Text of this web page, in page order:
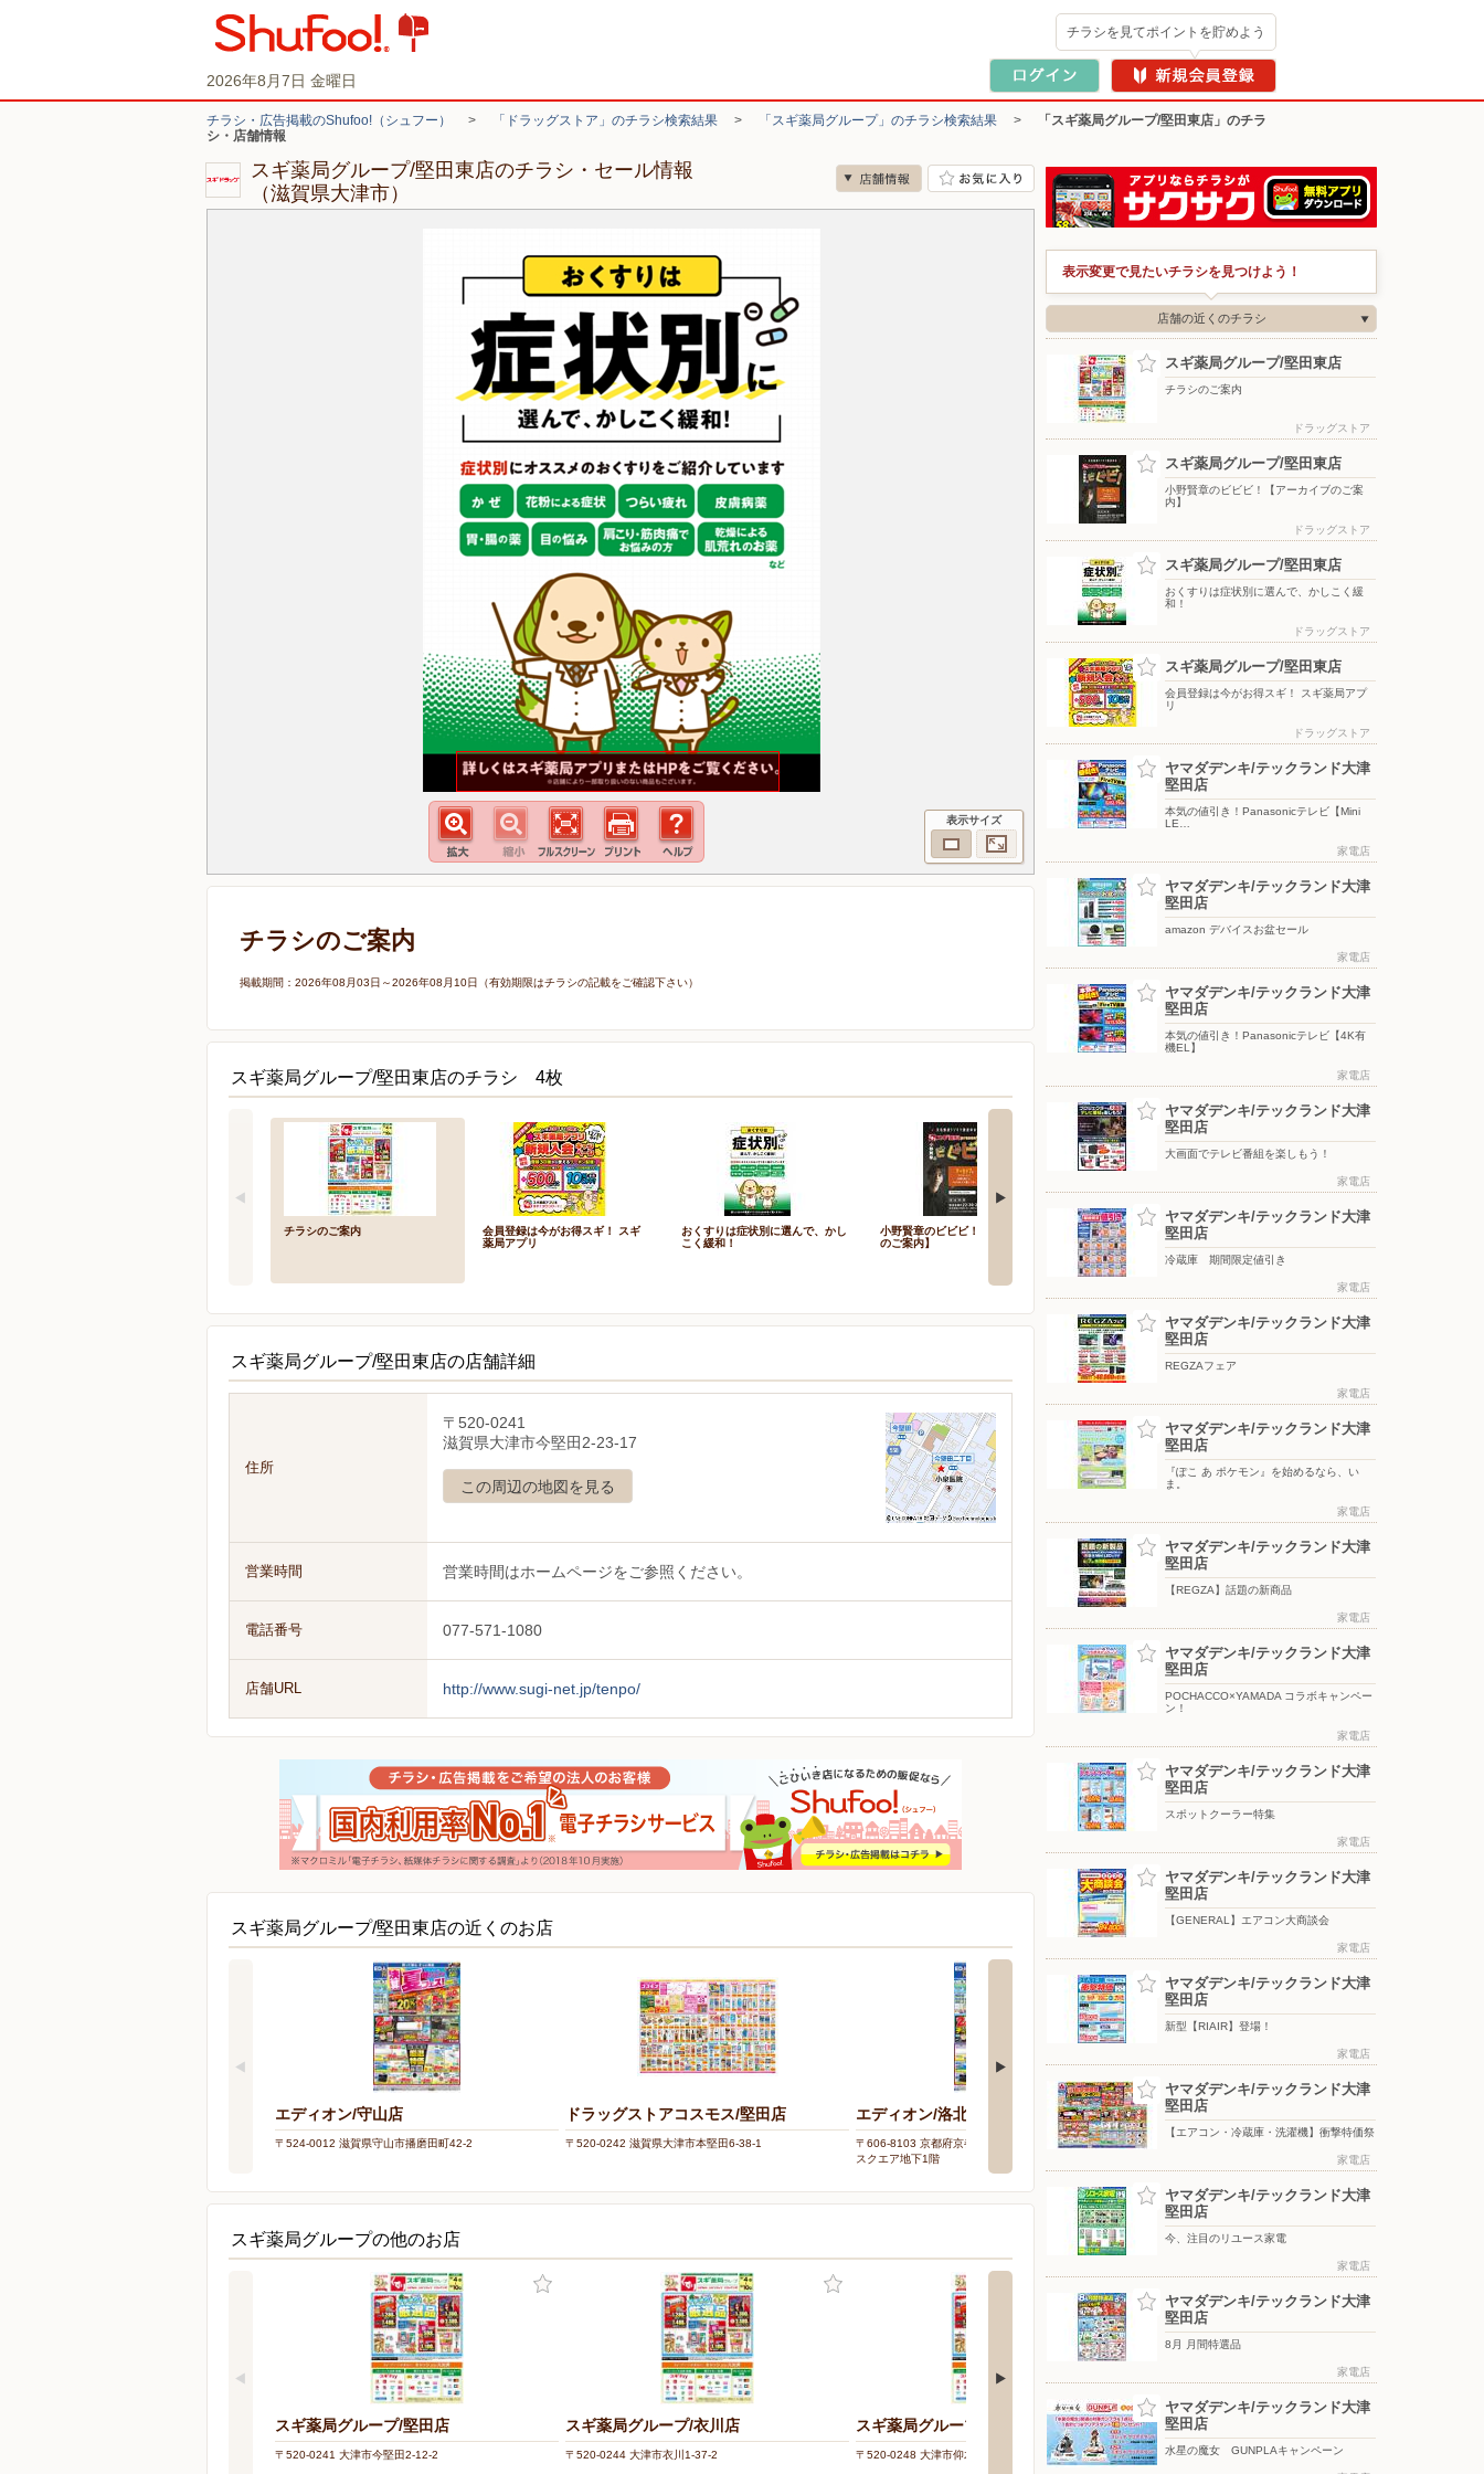
2026年8月7日 金曜日
チラシを見てポイントを貯めよう
チラシ・広告掲載のShufoo!（シュフー） > 「ドラッグストア」のチラシ検索結果 > 「スギ薬局グループ」のチラシ検索結果 >
「スギ薬局グループ/堅田東店」のチラ
シ・店舗情報
スギ薬局グループ/堅田東店のチラシ・セール情報
（滋賀県大津市）
表示サイズ
チラシのご案内
掲載期間：2026年08月03日～2026年08月10日（有効期限はチラシの記載をご確認下さい）
スギ薬局グループ/堅田東店のチラシ 4枚
チラシのご案内
会員登録は今がお得スギ！ スギ
薬局アプリ
おくすりは症状別に選んで、かし
こく緩和！
小野賢章のビビビ！【アーカイブ
のご案内】
スギ薬局グループ/堅田東店の店舗詳細
住所
〒520-0241
滋賀県大津市今堅田2-23-17
この周辺の地図を見る
営業時間 営業時間はホームページをご参照ください。
電話番号 077-571-1080
店舗URL http://www.sugi-net.jp/tenpo/
スギ薬局グループ/堅田東店の近くのお店
エディオン/守山店
〒524-0012 滋賀県守山市播磨田町42-2
ドラッグストアコスモス/堅田店
〒520-0242 滋賀県大津市本堅田6-38-1
エディオン/洛北阪急スクエア店
〒606-8103 京都府京都市左京区高野西開町36 洛北阪急
スクエア地下1階
ＡＭＥＲＩＣＡＮ ＨＯＬＩＣ ピエリ
守山
〒524-0101 滋賀県守山市今浜町2620-5 ピエリ守山 1F
スギ薬局グループの他のお店
スギ薬局グループ/堅田店
〒520-0241 大津市今堅田2-12-2
スギ薬局グループ/衣川店
〒520-0244 大津市衣川1-37-2
スギ薬局グループ/おごと温泉駅前店
〒520-0248 大津市仰木の里東1-1-8
スギ薬局グループ/守山店
〒524-0021 守山市吉身3-14-30
表示変更で見たいチラシを見つけよう！
店舗の近くのチラシ
スギ薬局グループ/堅田東店
チラシのご案内
ドラッグストア
スギ薬局グループ/堅田東店
小野賢章のビビビ！【アーカイブのご案
内】
ドラッグストア
スギ薬局グループ/堅田東店
おくすりは症状別に選んで、かしこく緩
和！
ドラッグストア
スギ薬局グループ/堅田東店
会員登録は今がお得スギ！ スギ薬局アプ
リ
ドラッグストア
ヤマダデンキ/テックランド大津
堅田店
本気の値引き！Panasonicテレビ【Mini
LE…
家電店
ヤマダデンキ/テックランド大津
堅田店
amazon デバイスお盆セール
家電店
ヤマダデンキ/テックランド大津
堅田店
本気の値引き！Panasonicテレビ【4K有
機EL】
家電店
ヤマダデンキ/テックランド大津
堅田店
大画面でテレビ番組を楽しもう！
家電店
ヤマダデンキ/テックランド大津
堅田店
冷蔵庫 期間限定値引き
家電店
ヤマダデンキ/テックランド大津
堅田店
REGZAフェア
家電店
ヤマダデンキ/テックランド大津
堅田店
『ぽこ あ ポケモン』を始めるなら、い
ま。
家電店
ヤマダデンキ/テックランド大津
堅田店
【REGZA】話題の新商品
家電店
ヤマダデンキ/テックランド大津
堅田店
POCHACCO×YAMADA コラボキャンペー
ン！
家電店
ヤマダデンキ/テックランド大津
堅田店
スポットクーラー特集
家電店
ヤマダデンキ/テックランド大津
堅田店
【GENERAL】エアコン大商談会
家電店
ヤマダデンキ/テックランド大津
堅田店
新型【RIAIR】登場！
家電店
ヤマダデンキ/テックランド大津
堅田店
【エアコン・冷蔵庫・洗濯機】衝撃特価祭
家電店
ヤマダデンキ/テックランド大津
堅田店
今、注目のリユース家電
家電店
ヤマダデンキ/テックランド大津
堅田店
8月 月間特選品
家電店
ヤマダデンキ/テックランド大津
堅田店
水星の魔女 GUNPLAキャンペーン